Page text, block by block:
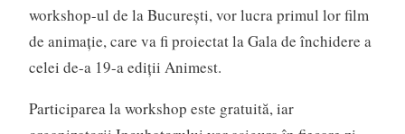
workshop-ul de la București, vor lucra primul lor film
de animație, care va fi proiectat la Gala de închidere a
celei de-a 19-a ediții Animest.
Participarea la workshop este gratuită, iar